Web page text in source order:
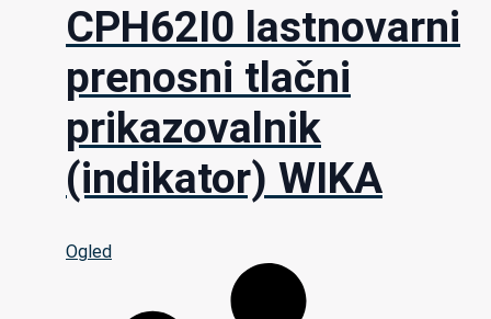
CPH62I0 lastnovarni
prenosni tlačni
prikazovalnik
(indikator) WIKA
Ogled